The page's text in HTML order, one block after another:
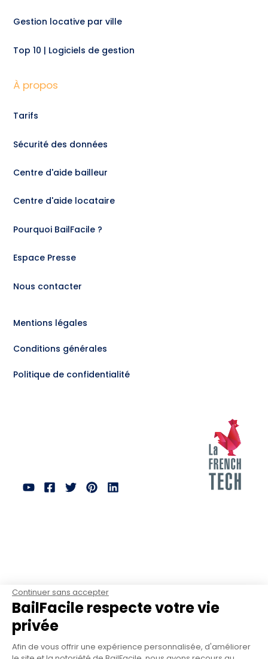
Gestion locative par ville
Top 10 | Logiciels de gestion
À propos
Tarifs
Sécurité des données
Centre d'aide bailleur
Centre d'aide locataire
Pourquoi BailFacile ?
Espace Presse
Nous contacter
Mentions légales
Conditions générales
Politique de confidentialité
Continuer sans accepter
BailFacile respecte votre vie
privée
Afin de vous offrir une expérience personnalisée, d'améliorer